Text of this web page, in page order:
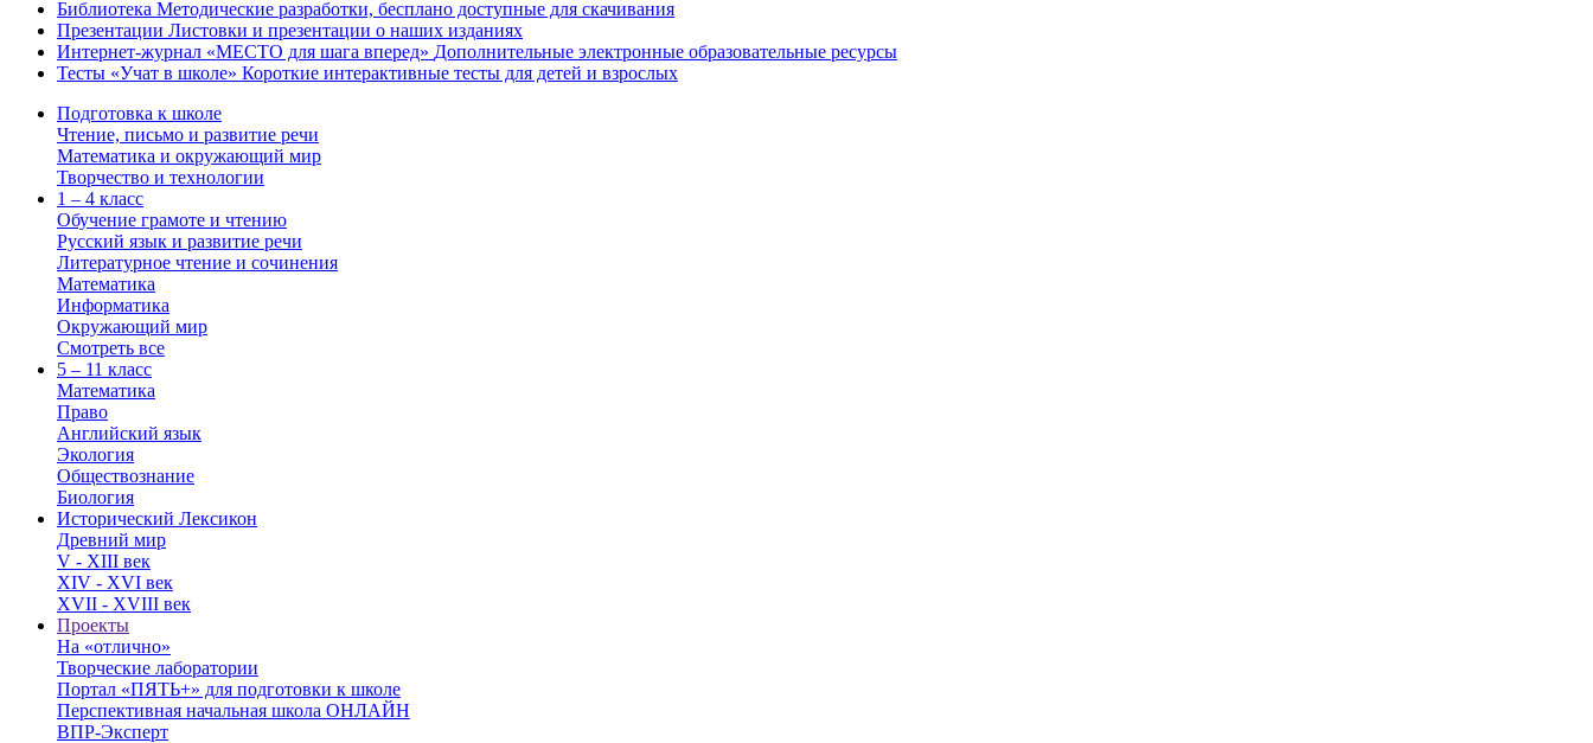
Библиотека Методические разработки, бесплано доступные для скачивания
Презентации Листовки и презентации о наших изданиях
Интернет-журнал «МЕСТО для шага вперед» Дополнительные электронные образовательные ресурсы
Тесты «Учат в школе» Короткие интерактивные тесты для детей и взрослых
Подготовка к школе
Чтение, письмо и развитие речи
Математика и окружающий мир
Творчество и технологии
1 – 4 класс
Обучение грамоте и чтению
Русский язык и развитие речи
Литературное чтение и сочинения
Математика
Информатика
Окружающий мир
Смотреть все
5 – 11 класс
Математика
Право
Английский язык
Экология
Обществознание
Биология
Исторический Лексикон
Древний мир
V - XIII век
XIV - XVI век
XVII - XVIII век
Проекты
На «отлично»
Творческие лаборатории
Портал «ПЯТЬ+» для подготовки к школе
Перспективная начальная школа ОНЛАЙН
ВПР-Эксперт